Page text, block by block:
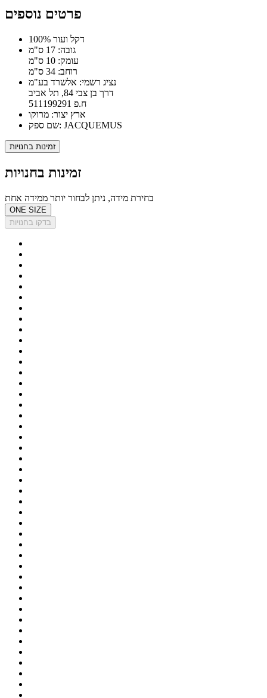
פרטים נוספים
100% דקל ועור
גובה: 17 ס"מ
עומק: 10 ס"מ
רוחב: 34 ס"מ
נציג רשמי: אלשרד בע"מ
דרך בן צבי 84, תל אביב
ח.פ 511199291
ארץ יצור: מרוקו
שם ספק: JACQUEMUS
זמינות בחנויות
זמינות בחנויות
בחירת מידה, ניתן לבחור יותר ממידה אחת
ONE SIZE
בדקו בחנויות